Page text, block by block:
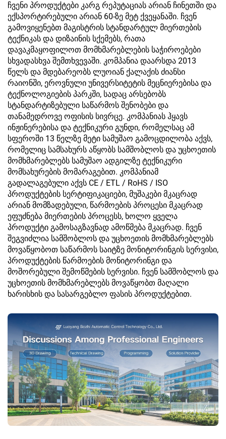
ჩვენი პროდუქტები კარგ რეპუტაციას არიან ჩინეთში და
ექსპორტირებული არიან 60-ზე მეტ ქვეყანაში. ჩვენ
გამოვიყენებთ მაგისტრის სტანდარტულ მიერთების
ტექნიკას და დიზაინის სქემებს, რათა
დავაკმაყოფილოთ მომხმარებლების საჭიროებები
სხვადასხვა შემთხვევაში. კომპანია დაარსდა 2013
წელს და მდებარეობს ლუოიან ქალაქის ძიანსი
რაიონში, ეროვნული უნივერსიტეტის მეცნიერებისა და
ტექნოლოგიების პარკში, სადაც არსებობს
სტანდარტიზებული საწარმოს შენობები და
თანამედროვე ოფისის სივრცე. კომპანიას ჰყავს
ინჟინერებისა და ტექნიკური გუნდი, რომელსაც ამ
სფეროში 13 წელზე მეტი სამუშაო გამოცდილობა აქვს,
რომელიც სამსახურს აწყობს სამშობლოს და უცხოეთის
მომხმარებლებს სამუშაო ადგილზე ტექნიკური
მომსახურების მომარაგებით. კომპანიამ
გადალაგებული აქვს CE / ETL / RoHS / ISO
პროდუქტების სერტიფიკაციები, მუშაკები მკაცრად
არიან მომზადებული, წარმოების პროცესი მკაცრად
ეფუძნება მიერთების პროცესს, ხოლო ყველა
პროდუქტი გამოსაგზავნად ამოწმება მკაცრად. ჩვენ
შეგვიძლია სამშობლოს და უცხოეთის მომხმარებლებს
მოვაწყობოთ საწარმოს საიტზე მონიტორინგის სერვისი,
პროდუქტების წარმოების მონიტორინგი და
მოშორებული შემოწმების სერვისი. ჩვენ სამშობლოს და
უცხოეთის მომხმარებლებს მოვაწყობთ მაღალი
ხარისხის და სასარგებლო ფასის პროდუქტებით.